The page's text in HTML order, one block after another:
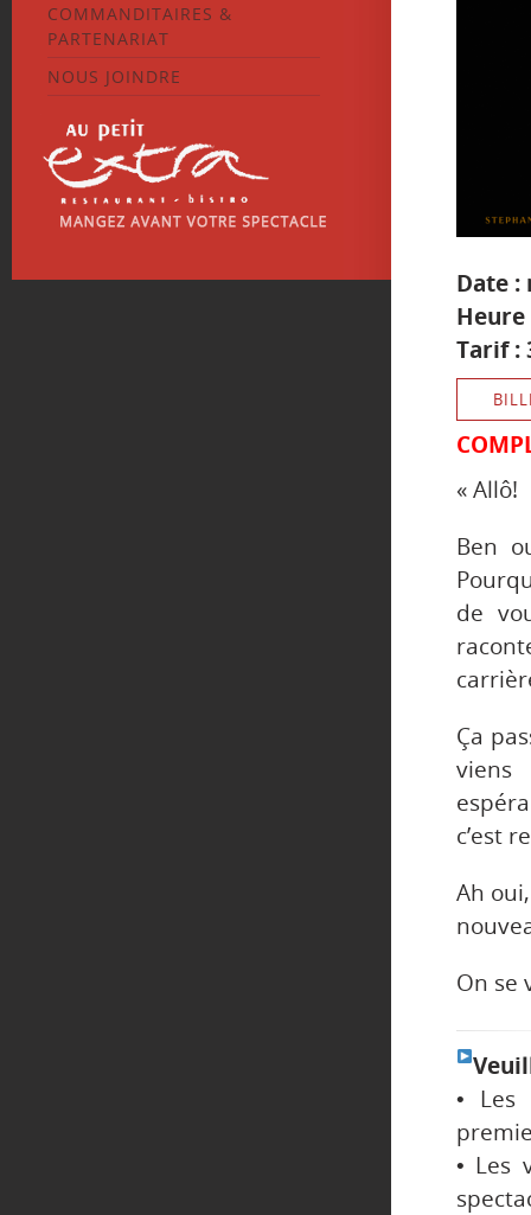
COMMANDITAIRES &
PARTENARIAT
NOUS JOINDRE
Date :
Heure
Tarif :
« Allô!
Ben
de
Ça
viens
c’est
Ah
On se
• Les
• Les